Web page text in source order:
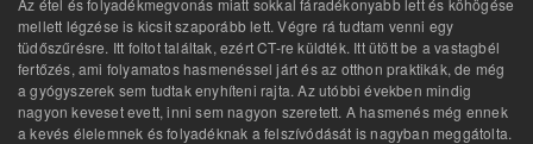
Az étel és folyadékmegvonás miatt sokkal fáradékonyabb lett és köhögése
mellett légzése is kicsit szaporább lett. Végre rá tudtam venni egy
tüdőszűrésre. Itt foltot találtak, ezért CT-re küldték. Itt ütött be a vastagbél
fertőzés, ami folyamatos hasmenéssel járt és az otthon praktikák, de még
a gyógyszerek sem tudtak enyhíteni rajta. Az utóbbi években mindig
nagyon keveset evett, inni sem nagyon szeretett. A hasmenés még ennek
a kevés élelemnek és folyadéknak a felszívódását is nagyban meggátolta.